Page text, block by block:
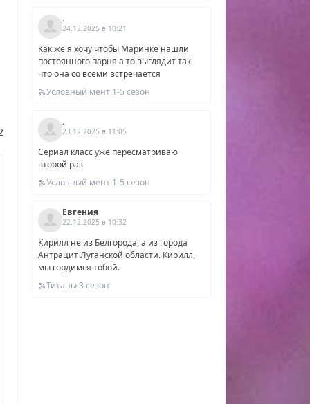
.
24.12.2025 в 10:21
Как же я хочу чтобы Маринке нашли
постоянного парня а то выглядит так
что она со всеми встречается
Условный мент 1-5 сезон
.
23.12.2025 в 11:05
Сериал класс уже пересматриваю
второй раз
Условный мент 1-5 сезон
Евгения
22.12.2025 в 10:32
Кирилл не из Белгорода, а из города
Антрацит Луганской области. Кирилл,
мы гордимся тобой.
Титаны 3 сезон